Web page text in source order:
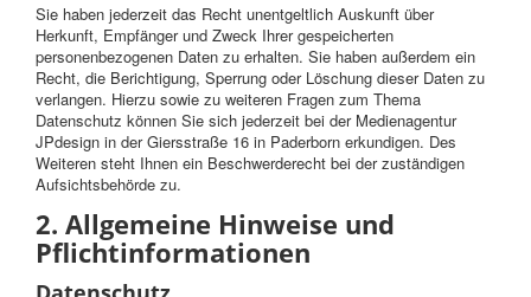
Sie haben jederzeit das Recht unentgeltlich Auskunft über
Herkunft, Empfänger und Zweck Ihrer gespeicherten
personenbezogenen Daten zu erhalten. Sie haben außerdem ein
Recht, die Berichtigung, Sperrung oder Löschung dieser Daten zu
verlangen. Hierzu sowie zu weiteren Fragen zum Thema
Datenschutz können Sie sich jederzeit bei der Medienagentur
JPdesign in der Giersstraße 16 in Paderborn erkundigen. Des
Weiteren steht Ihnen ein Beschwerderecht bei der zuständigen
Aufsichtsbehörde zu.
2. Allgemeine Hinweise und
Pflichtinformationen